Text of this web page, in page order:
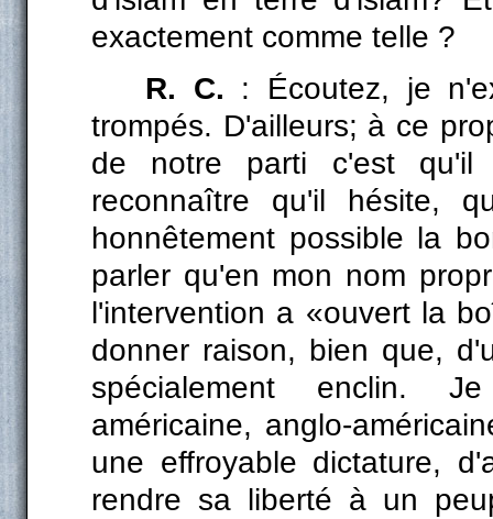
exactement comme telle ?
R. C. : Écoutez, je
trompés. D'ailleurs; à ce
de notre parti c'est qu'il
reconnaître qu'il hésite,
honnêtement possible la
parler qu'en mon nom
l'intervention a «ouvert la
donner raison, bien que,
spécialement enclin.
américaine, anglo-
une effroyable dictature,
rendre sa liberté à un